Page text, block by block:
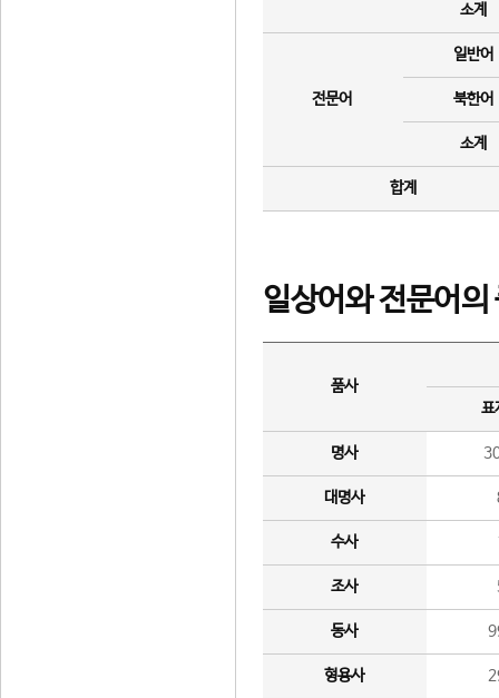
소계
전문어
일반어
북한어
소계
합계
일상어와 전문어의
품사
표
명사
대명사
수사
조사
동사
형용사